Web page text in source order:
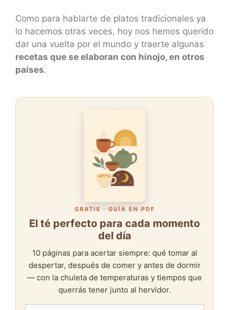
Como para hablarte de platos tradicionales ya
lo hacemos otras veces, hoy nos hemos querido
dar una vuelta por el mundo y traerte algunas
recetas que se elaboran con hinojo, en otros
países.
GRATIS · GUÍA EN PDF
El té perfecto para cada momento
del día
10 páginas para acertar siempre: qué tomar al
despertar, después de comer y antes de dormir
— con la chuleta de temperaturas y tiempos que
querrás tener junto al hervidor.